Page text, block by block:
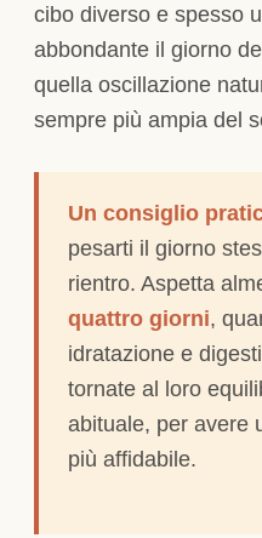
cibo diverso e spesso
abbondante il giorno
quella oscillazione
sempre più ampia del
Un consiglio
pesarti il giorno
rientro. Aspetta
quattro giorni,
idratazione e
tornate al loro
abituale, per avere
più affidabile.